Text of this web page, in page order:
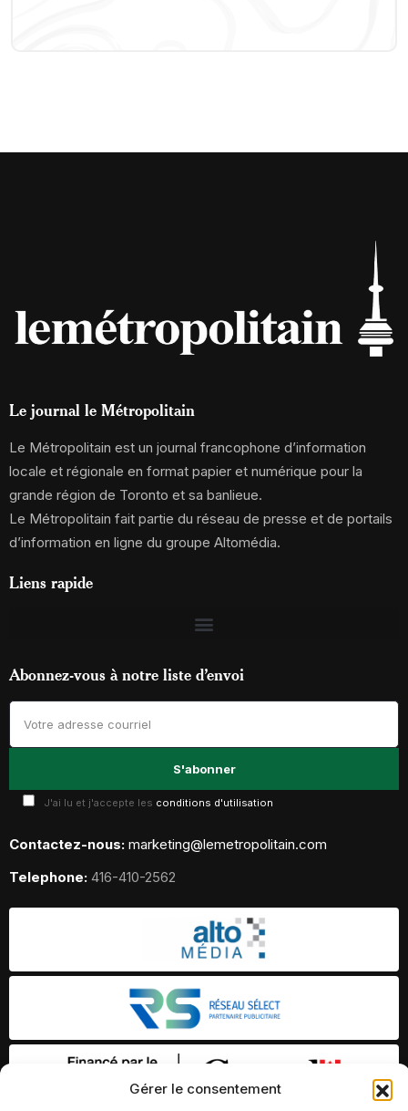
Gérer le consentement
Le journal le Métropolitain
Le Métropolitain est un journal francophone d’information
locale et régionale en format papier et numérique pour la
grande région de Toronto et sa banlieue.
Le Métropolitain fait partie du réseau de presse et de portails
d’information en ligne du groupe Altomédia.
Liens rapide
Abonnez-vous à notre liste d’envoi
J'ai lu et j'accepte les conditions d'utilisation
Contactez-nous: marketing@lemetropolitain.com
Telephone: 416-410-2562